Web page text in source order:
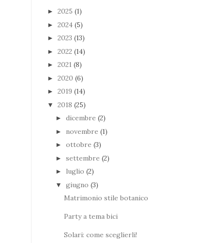
► 2025 (1)
► 2024 (5)
► 2023 (13)
► 2022 (14)
► 2021 (8)
► 2020 (6)
► 2019 (14)
▼ 2018 (25)
► dicembre (2)
► novembre (1)
► ottobre (3)
► settembre (2)
► luglio (2)
▼ giugno (3)
Matrimonio stile botanico
Party a tema bici
Solari: come sceglierli!